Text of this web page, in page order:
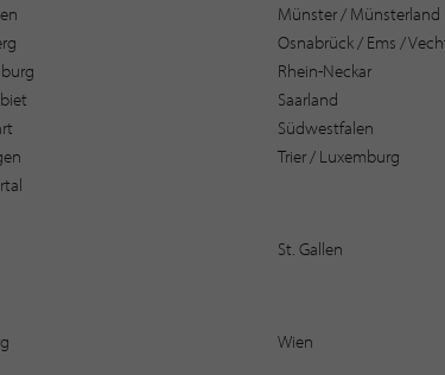
Münster / Münsterland
Osnabrück / Ems /
Rhein-Neckar
Saarland
Südwestfalen
Trier / Luxemburg
St. Gallen
Wien